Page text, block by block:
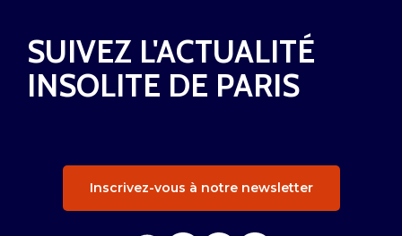
SUIVEZ L'ACTUALITÉ
INSOLITE DE PARIS
Inscrivez-vous à notre newsletter